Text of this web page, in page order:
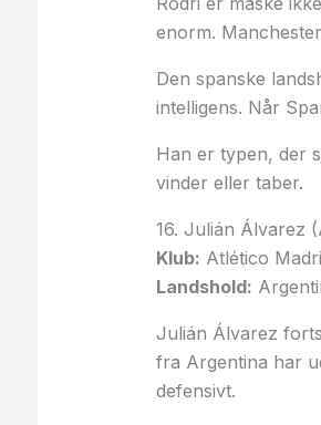
enorm.
Den spanske
intelligens. Når
Han er typen, der
vinder eller taber.
16. Julián Álvarez
Klub: Atlético
Landshold:
Julián Álvarez
fra Argentina har
defensivt.